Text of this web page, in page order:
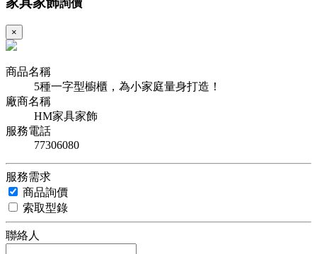
詢價
×
商品名稱
5種一字型櫥櫃，為小家庭量身打造！
廠商名稱
HM家具家飾
服務電話
77306080
服務需求
商品詢價
索取型錄
聯絡人